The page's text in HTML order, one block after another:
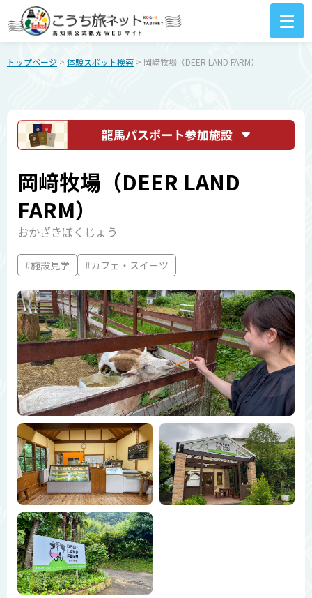
トップページ > 体験スポット検索 > 岡﨑牧場（DEER LAND FARM）
岡﨑牧場（DEER LAND
FARM）
おかざきぼくじょう
#施設見学 #カフェ・スイーツ